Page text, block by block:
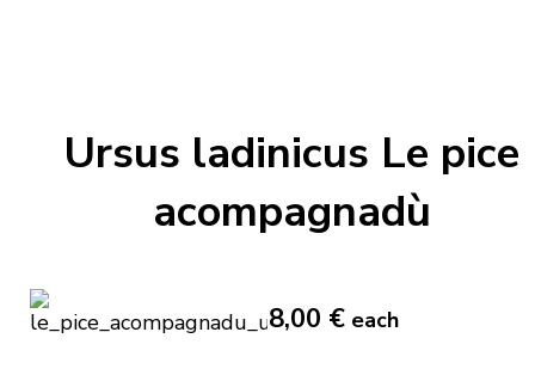
Ursus ladinicus Le pice
acompagnadù
8,00 € each